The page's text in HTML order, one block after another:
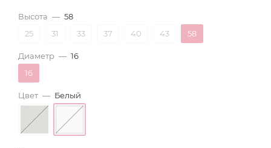
Высота — 58
25
31 33 37 40 43 58
Диаметр — 16
16
Цвет — Белый